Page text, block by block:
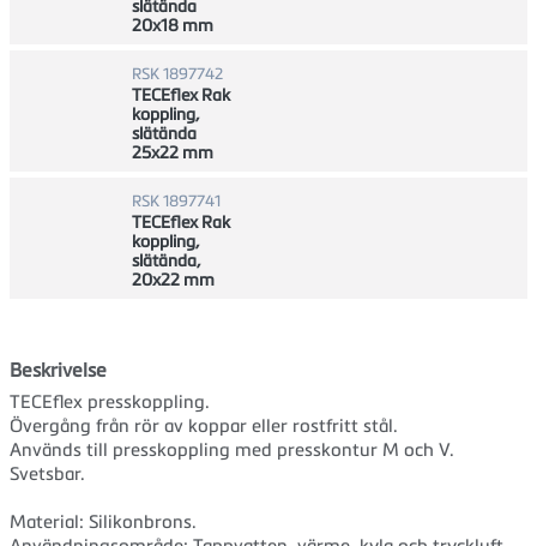
slätända
20x18 mm
RSK 1897742
TECEflex Rak
koppling,
slätända
25x22 mm
RSK 1897741
TECEflex Rak
koppling,
slätända,
20x22 mm
Beskrivelse
TECEflex presskoppling.
Övergång från rör av koppar eller rostfritt stål.
Används till presskoppling med presskontur M och V.
Svetsbar.
Material: Silikonbrons.